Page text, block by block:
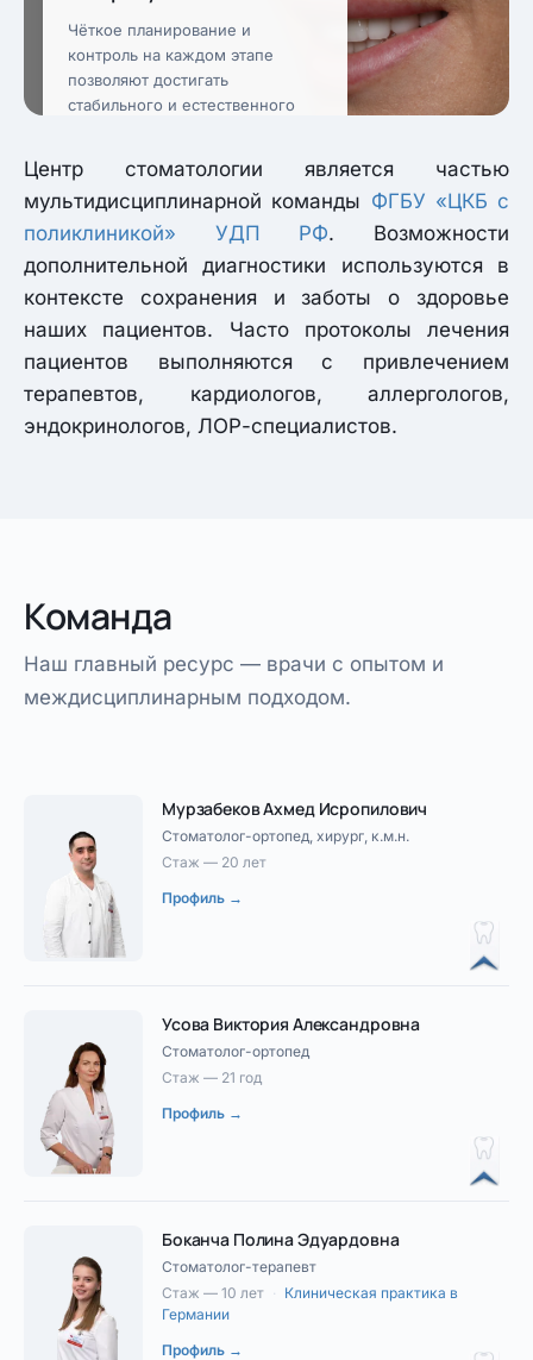
Чёткое планирование и
контроль на каждом этапе
позволяют достигать
стабильного и естественного
Центр стоматологии является частью
мультидисциплинарной команды ФГБУ «ЦКБ с
поликлиникой» УДП РФ. Возможности
дополнительной диагностики используются в
контексте сохранения и заботы о здоровье
наших пациентов. Часто протоколы лечения
пациентов выполняются с привлечением
терапевтов, кардиологов, аллергологов,
эндокринологов, ЛОР-специалистов.
Команда
Наш главный ресурс — врачи с опытом и
междисциплинарным подходом.
Мурзабеков Ахмед Исропилович
Стоматолог-ортопед, хирург, к.м.н.
Стаж — 20 лет
Профиль →
Усова Виктория Александровна
Стоматолог-ортопед
Стаж — 21 год
Профиль →
Боканча Полина Эдуардовна
Стоматолог-терапевт
Стаж — 10 лет · Клиническая практика в
Германии
Профиль →